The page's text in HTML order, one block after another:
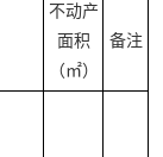
不动产
面积
（㎡）
备注